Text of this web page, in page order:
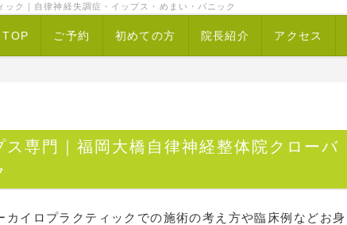
ク｜自律神経失調症・イップス・めまい・パニック
TOP ご予約 初めての方 院長紹介 アクセス
専門｜福岡大橋自律神経整体院クローバ
イロプラクティックでの施術の考え方や臨床例などお身